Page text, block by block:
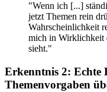
"Wenn ich [...]
jetzt Themen rein
Wahrscheinlichkeit
mich in Wirklichkeit
sieht."
Erkenntnis 2: Echte
Themenvorgaben